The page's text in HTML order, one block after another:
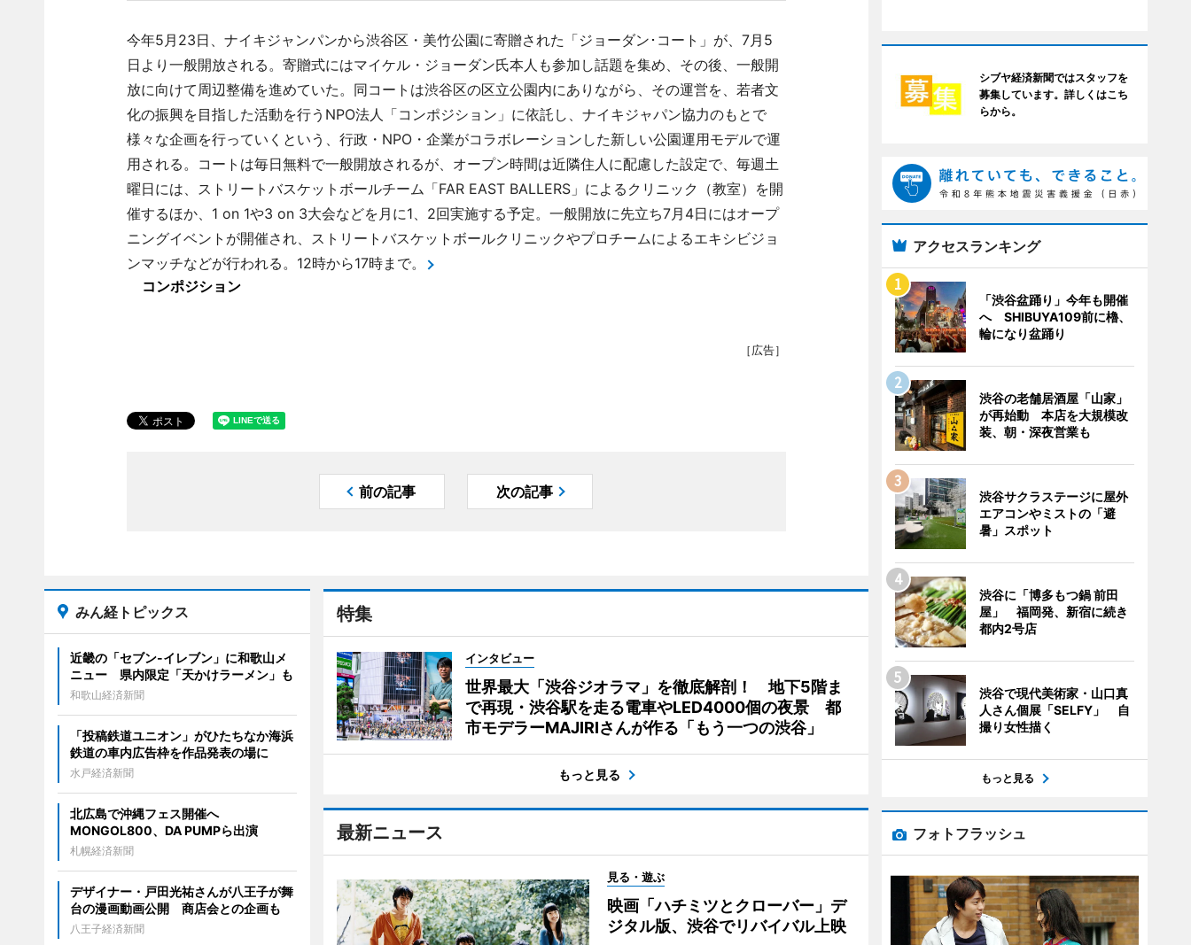
今年5月23日、ナイキジャンパンから渋谷区・美竹公園に寄贈された「ジョーダン･コート」が、7月5
日より一般開放される。寄贈式にはマイケル・ジョーダン氏本人も参加し話題を集め、その後、一般開
放に向けて周辺整備を進めていた。同コートは渋谷区の区立公園内にありながら、その運営を、若者文
化の振興を目指した活動を行うNPO法人「コンポジション」に依託し、ナイキジャパン協力のもとで
様々な企画を行っていくという、行政・NPO・企業がコラボレーションした新しい公園運用モデルで運
用される。コートは毎日無料で一般開放されるが、オープン時間は近隣住人に配慮した設定で、毎週土
曜日には、ストリートバスケットボールチーム「FAR EAST BALLERS」によるクリニック（教室）を開
催するほか、1 on 1や3 on 3大会などを月に1、2回実施する予定。一般開放に先立ち7月4日にはオープ
ニングイベントが開催され、ストリートバスケットボールクリニックやプロチームによるエキシビジョ
ンマッチなどが行われる。12時から17時まで。
コンポジション
［広告］
前の記事 次の記事
特集
インタビュー
世界最大「渋谷ジオラマ」を徹底解剖！ 地下5階ま
で再現・渋谷駅を走る電車やLED4000個の夜景 都
市モデラーMAJIRIさんが作る「もう一つの渋谷」
もっと見る
最新ニュース
見る・遊ぶ
映画「ハチミツとクローバー」デ
ジタル版、渋谷でリバイバル上映
みん経トピックス
近畿の「セブン-イレブン」に和歌山メ
ニュー 県内限定「天かけラーメン」も
和歌山経済新聞
「投稿鉄道ユニオン」がひたちなか海浜
鉄道の車内広告枠を作品発表の場に
水戸経済新聞
北広島で沖縄フェス開催へ
MONGOL800、DA PUMPら出演
札幌経済新聞
デザイナー・戸田光祐さんが八王子が舞
台の漫画動画公開 商店会との企画も
八王子経済新聞
シブヤ経済新聞ではスタッフを
募集しています。詳しくはこち
らから。
アクセスランキング
「渋谷盆踊り」今年も開催
へ SHIBUYA109前に櫓、
輪になり盆踊り
渋谷の老舗居酒屋「山家」
が再始動 本店を大規模改
装、朝・深夜営業も
渋谷サクラステージに屋外
エアコンやミストの「避
暑」スポット
渋谷に「博多もつ鍋 前田
屋」 福岡発、新宿に続き
都内2号店
渋谷で現代美術家・山口真
人さん個展「SELFY」 自
撮り女性描く
もっと見る
フォトフラッシュ